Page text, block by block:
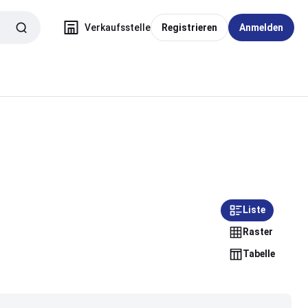
Verkaufsstelle Registrieren Anmelden
Liste
Raster
Tabelle